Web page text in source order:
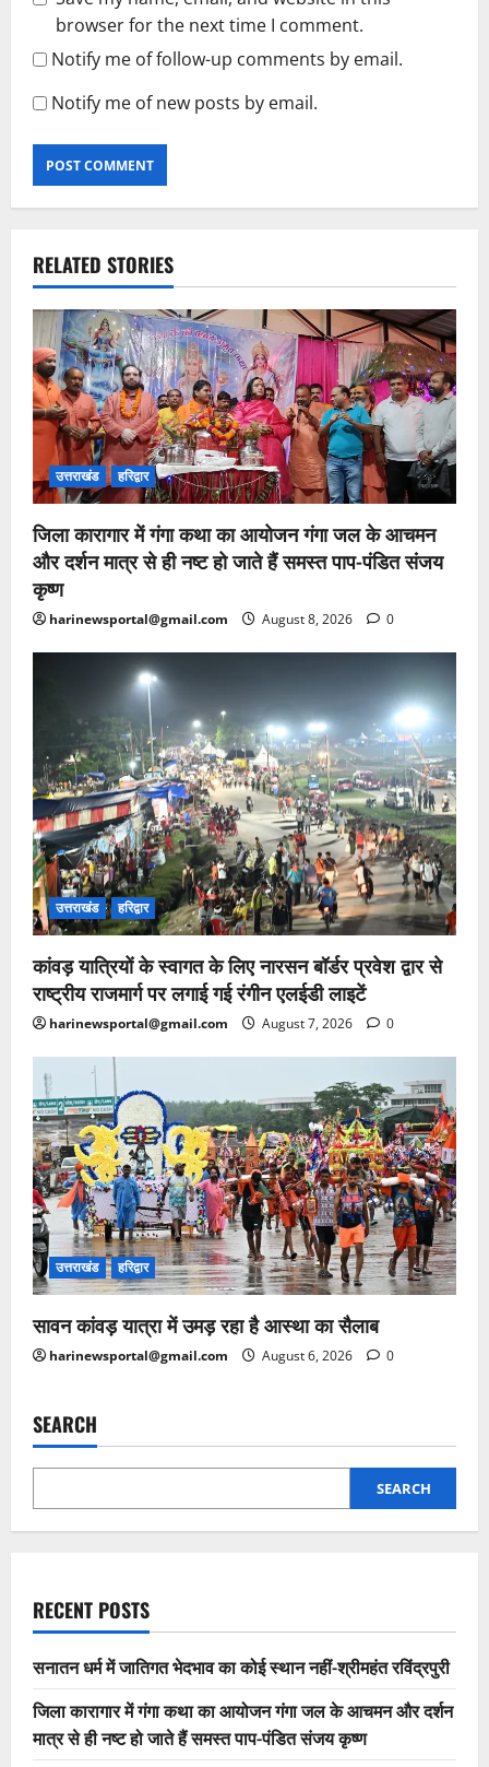
browser for the next time I comment.
Notify me of follow-up comments by email.
Notify me of new posts by email.
RELATED STORIES
उत्तराखंड हरिद्वार
जिला कारागार में गंगा कथा का आयोजन गंगा जल के आचमन
और दर्शन मात्र से ही नष्ट हो जाते हैं समस्त पाप-पंडित संजय
कृष्ण
harinewsportal@gmail.com August 8, 2026 0
उत्तराखंड हरिद्वार
कांवड़ यात्रियों के स्वागत के लिए नारसन बॉर्डर प्रवेश द्वार से
राष्ट्रीय राजमार्ग पर लगाई गई रंगीन एलईडी लाइटें
harinewsportal@gmail.com August 7, 2026 0
उत्तराखंड हरिद्वार
सावन कांवड़ यात्रा में उमड़ रहा है आस्था का सैलाब
harinewsportal@gmail.com August 6, 2026 0
SEARCH
SEARCH
RECENT POSTS
सनातन धर्म में जातिगत भेदभाव का कोई स्थान नहीं-श्रीमहंत रविंद्रपुरी
जिला कारागार में गंगा कथा का आयोजन गंगा जल के आचमन और दर्शन
मात्र से ही नष्ट हो जाते हैं समस्त पाप-पंडित संजय कृष्ण